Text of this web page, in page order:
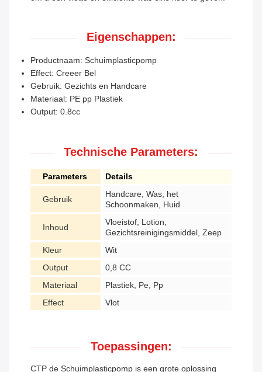
Eigenschappen:
Productnaam: Schuimplasticpomp
Effect: Creeer Bel
Gebruik: Gezichts en Handcare
Materiaal: PE pp Plastiek
Output: 0.8cc
Technische Parameters:
Parameters Details
Gebruik
Handcare, Was, het
Schoonmaken, Huid
Inhoud
Vloeistof, Lotion,
Gezichtsreinigingsmiddel, Zeep
Kleur
Wit
Output
0,8 CC
Materiaal
Plastiek, Pe, Pp
Effect
Vlot
Toepassingen:
CTP de Schuimplasticpomp is een grote oplossing